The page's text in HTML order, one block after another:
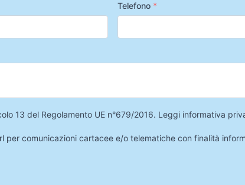
Telefono *
13 del Regolamento UE n°679/2016. Leggi informativa
comunicazioni cartacee e/o telematiche con finalità